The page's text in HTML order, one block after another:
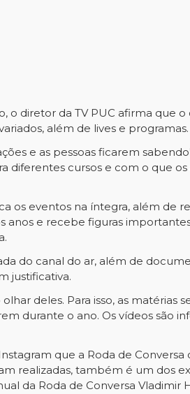
diretor da TV PUC afirma que o
além de lives e programas.
e as pessoas ficarem
diferentes cursos e com o que
os eventos na íntegra, além de
e recebe figuras
do canal do ar, além de
justificativa.
deles. Para isso, as matérias
durante o ano. Os vídeos são
que a Roda de
realizadas, também é um dos
da Roda de Conversa Vladimir